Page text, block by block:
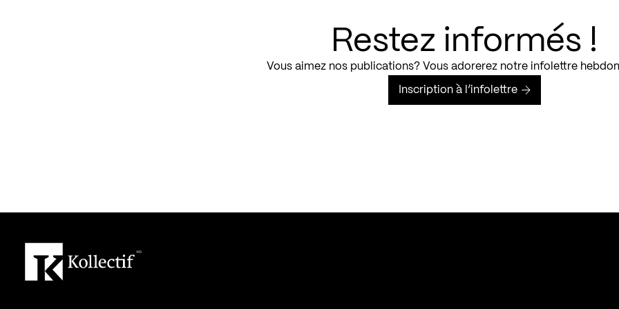
Restez informés !
Vous aimez nos publications? Vous adorerez notre infolettre
Inscription à l’infolettre